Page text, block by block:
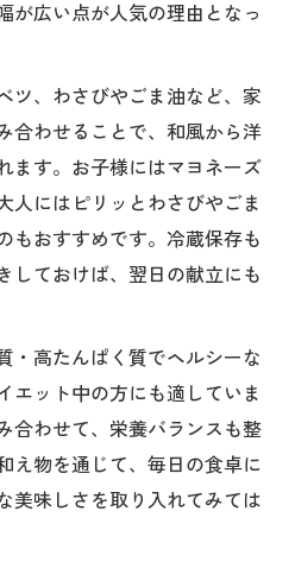
菜で作る満足副菜のポイ
の万能副菜アイデア
叶える時短副菜の工夫と
めのかまぼこ和え物簡単
で即完成の副菜アイデア
家族に喜ばれる理由と工
を使い切る時短テクニッ
が広い点が人気の理由となっ
ツ、わさびやごま油など、家
合わせることで、和風から洋
ます。お子様にはマヨネーズ
人にはピリッとわさびやごま
もおすすめです。冷蔵保存も
しておけば、翌日の献立にも
・高たんぱく質でヘルシーな
エット中の方にも適していま
合わせて、栄養バランスも整
え物を通じて、毎日の食卓に
美味しさを取り入れてみては